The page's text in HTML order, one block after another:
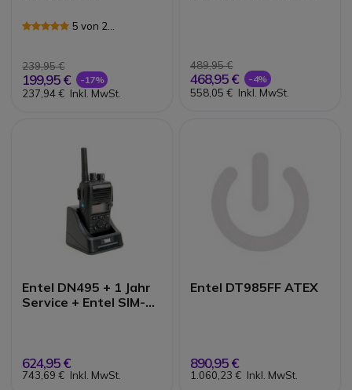
5 von 2
239,95 €
199,95 € -17%
237,94 € Inkl. MwSt.
489,95 €
468,95 € -4%
558,05 € Inkl. MwSt.
Entel DN495 + 1 Jahr
Service + Entel SIM-
624,95 €
743,69 € Inkl. MwSt.
Entel DT985FF ATEX
890,95 €
1.060,23 € Inkl. MwSt.